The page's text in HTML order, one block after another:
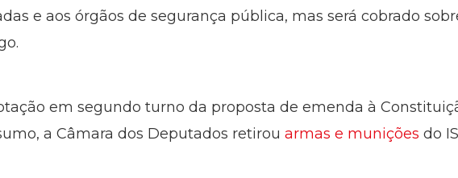
e aos órgãos de segurança pública, mas será cobrado
em segundo turno da proposta de emenda à
a Câmara dos Deputados retirou armas e munições do